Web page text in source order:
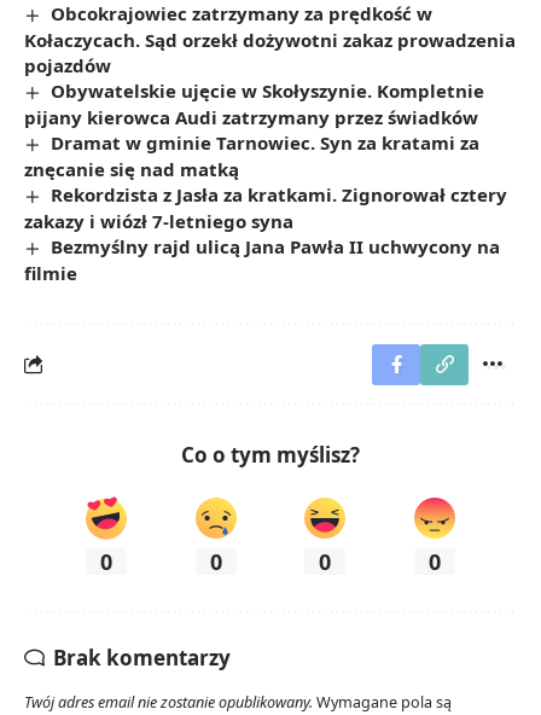
Obcokrajowiec zatrzymany za prędkość w
Kołaczycach. Sąd orzekł dożywotni zakaz prowadzenia
pojazdów
Obywatelskie ujęcie w Skołyszynie. Kompletnie
pijany kierowca Audi zatrzymany przez świadków
Dramat w gminie Tarnowiec. Syn za kratami za
znęcanie się nad matką
Rekordzista z Jasła za kratkami. Zignorował cztery
zakazy i wiózł 7-letniego syna
Bezmyślny rajd ulicą Jana Pawła II uchwycony na
filmie
Co o tym myślisz?
0 0 0 0
Brak komentarzy
Twój adres email nie zostanie opublikowany. Wymagane pola są